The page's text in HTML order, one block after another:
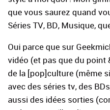
que vous saurez quand
Séries TV, BD, Musique,
Oui parce que sur
vidéo (et pas que du point
de la [pop]culture (même
avec des séries tv, des
aussi des idées sorties